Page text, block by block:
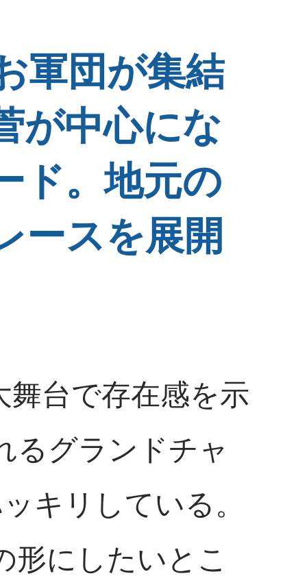
軍団が集結
が中心にな
ド。地元の
ースを展開
舞台で存在感を示
るグランドチャ
キリしている。
形にしたいとこ